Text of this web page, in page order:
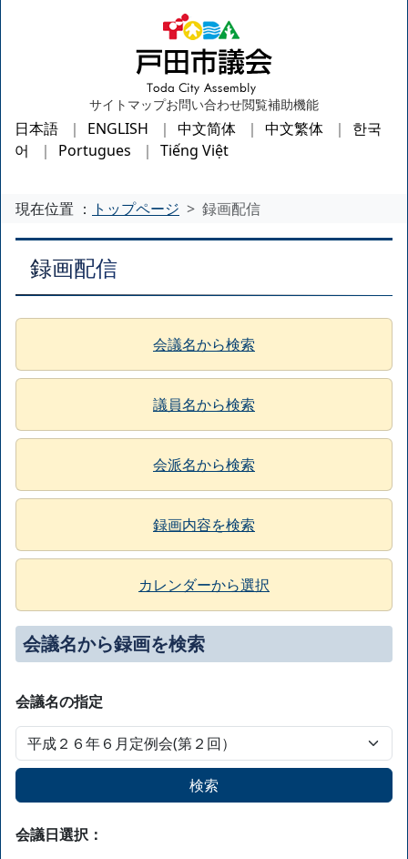
サイトマップお問い合わせ閲覧補助機能
日本語 ENGLISH 中文简体 中文繁体
한국
어
Portugues Tiếng Việt
現在位置 ： トップページ 録画配信
録画配信
会議名から検索
議員名から検索
会派名から検索
録画内容を検索
カレンダーから選択
会議名から録画を検索
会議名の指定
検索
会議日選択：